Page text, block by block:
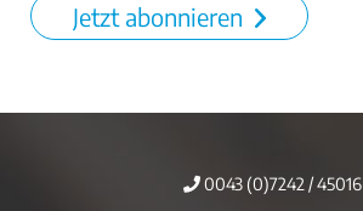
Jetzt abonnieren
0043 (0)7242 / 45016